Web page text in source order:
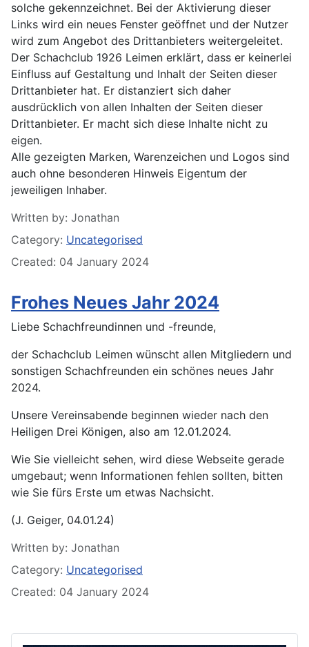
solche gekennzeichnet. Bei der Aktivierung dieser
Links wird ein neues Fenster geöffnet und der Nutzer
wird zum Angebot des Drittanbieters weitergeleitet.
Der Schachclub 1926 Leimen erklärt, dass er keinerlei
Einfluss auf Gestaltung und Inhalt der Seiten dieser
Drittanbieter hat. Er distanziert sich daher
ausdrücklich von allen Inhalten der Seiten dieser
Drittanbieter. Er macht sich diese Inhalte nicht zu
eigen.
Alle gezeigten Marken, Warenzeichen und Logos sind
auch ohne besonderen Hinweis Eigentum der
jeweiligen Inhaber.
Details
Written by: Jonathan
Category: Uncategorised
Created: 04 January 2024
Frohes Neues Jahr 2024
Liebe Schachfreundinnen und -freunde,
der Schachclub Leimen wünscht allen Mitgliedern und
sonstigen Schachfreunden ein schönes neues Jahr
2024.
Unsere Vereinsabende beginnen wieder nach den
Heiligen Drei Königen, also am 12.01.2024.
Wie Sie vielleicht sehen, wird diese Webseite gerade
umgebaut; wenn Informationen fehlen sollten, bitten
wie Sie fürs Erste um etwas Nachsicht.
(J. Geiger, 04.01.24)
Details
Written by: Jonathan
Category: Uncategorised
Created: 04 January 2024